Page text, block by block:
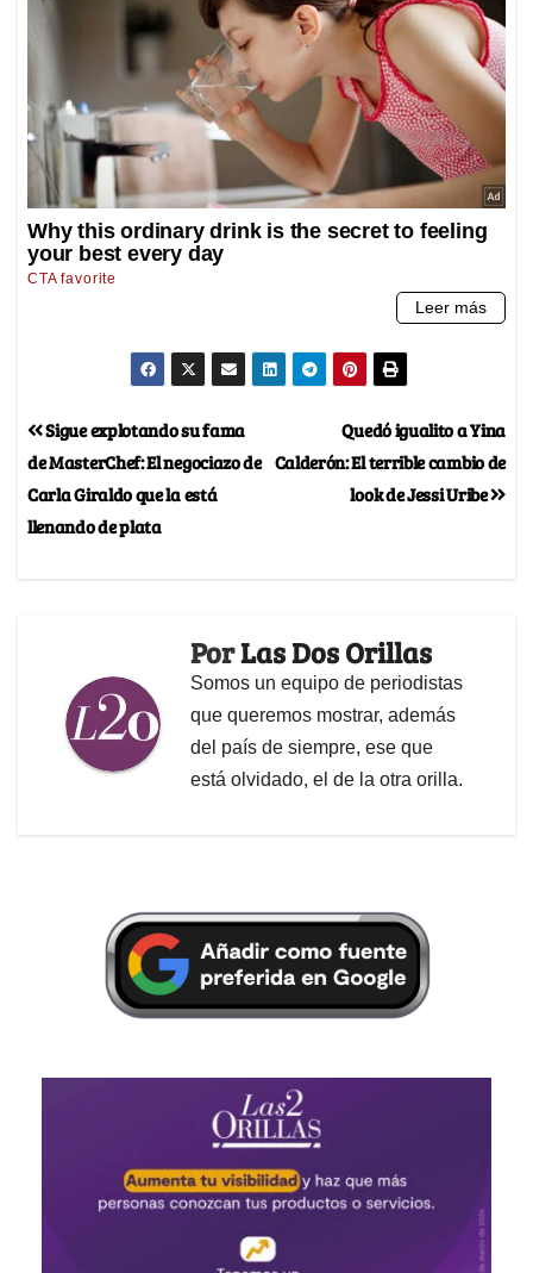
Quedó igualito a Yina
Calderón: El terrible cambio de
look de Jessi Uribe
Sigue explotando su fama
de MasterChef: El negociazo de
Carla Giraldo que la está
llenando de plata
PorLas Dos Orillas
Somos un equipo de periodistas
que queremos mostrar, además
del país de siempre, ese que
está olvidado, el de la otra orilla.